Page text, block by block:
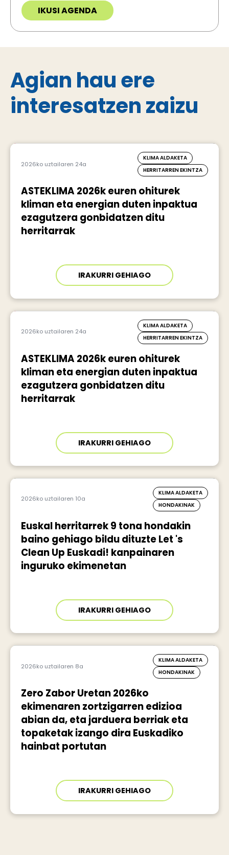
IKUSI AGENDA
Agian hau ere
interesatzen zaizu
2026ko uztailaren 24a
KLIMA ALDAKETA
HERRITARREN EKINTZA
ASTEKLIMA 2026k euren ohiturek
kliman eta energian duten inpaktua
ezagutzera gonbidatzen ditu
herritarrak
IRAKURRI GEHIAGO
2026ko uztailaren 24a
KLIMA ALDAKETA
HERRITARREN EKINTZA
ASTEKLIMA 2026k euren ohiturek
kliman eta energian duten inpaktua
ezagutzera gonbidatzen ditu
herritarrak
IRAKURRI GEHIAGO
2026ko uztailaren 10a
KLIMA ALDAKETA
HONDAKINAK
Euskal herritarrek 9 tona hondakin
baino gehiago bildu dituzte Let 's
Clean Up Euskadi! kanpainaren
inguruko ekimenetan
IRAKURRI GEHIAGO
2026ko uztailaren 8a
KLIMA ALDAKETA
HONDAKINAK
Zero Zabor Uretan 2026ko
ekimenaren zortzigarren edizioa
abian da, eta jarduera berriak eta
topaketak izango dira Euskadiko
hainbat portutan
IRAKURRI GEHIAGO